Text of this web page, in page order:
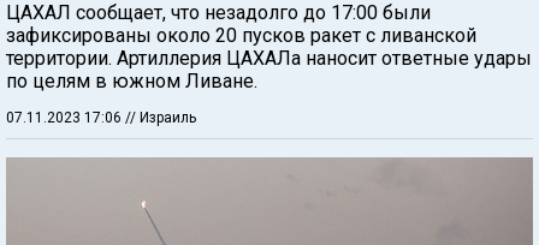
ЦАХАЛ сообщает, что незадолго до 17:00 были
зафиксированы около 20 пусков ракет с ливанской
территории. Артиллерия ЦАХАЛа наносит ответные удары
по целям в южном Ливане.
07.11.2023 17:06 // Израиль